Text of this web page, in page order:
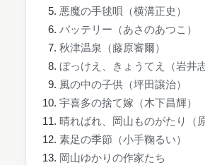
悪魔の手毬唄（横溝正史）
バッテリー（あさのあつこ）
秋津温泉（藤原審爾）
ぼっけえ、きょうてえ（岩井
風の中の子供（坪田譲治）
宇喜多の捨て嫁（木下昌輝）
晴ればれ、岡山ものがたり（
素足の季節（小手鞠るい）
岡山ゆかりの作家たち